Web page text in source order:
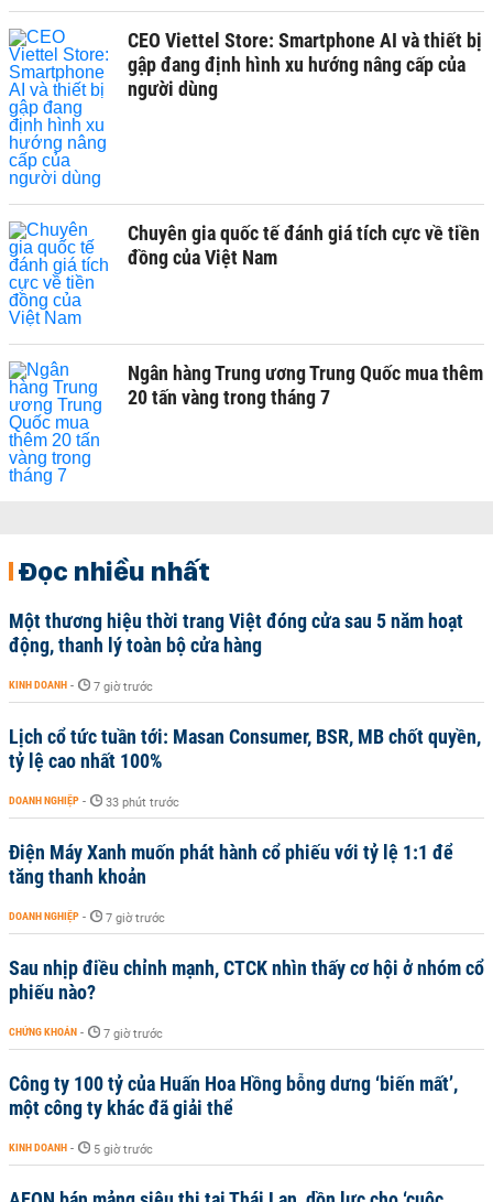
CEO Viettel Store: Smartphone AI và thiết bị
gập đang định hình xu hướng nâng cấp của
người dùng
Chuyên gia quốc tế đánh giá tích cực về tiền
đồng của Việt Nam
Ngân hàng Trung ương Trung Quốc mua thêm
20 tấn vàng trong tháng 7
Đọc nhiều nhất
Một thương hiệu thời trang Việt đóng cửa sau 5 năm hoạt
động, thanh lý toàn bộ cửa hàng
KINH DOANH - 7 giờ trước
Lịch cổ tức tuần tới: Masan Consumer, BSR, MB chốt quyền,
tỷ lệ cao nhất 100%
DOANH NGHIỆP - 33 phút trước
Điện Máy Xanh muốn phát hành cổ phiếu với tỷ lệ 1:1 để
tăng thanh khoản
DOANH NGHIỆP - 7 giờ trước
Sau nhịp điều chỉnh mạnh, CTCK nhìn thấy cơ hội ở nhóm cổ
phiếu nào?
CHỨNG KHOÁN - 7 giờ trước
Công ty 100 tỷ của Huấn Hoa Hồng bỗng dưng ‘biến mất’,
một công ty khác đã giải thể
KINH DOANH - 5 giờ trước